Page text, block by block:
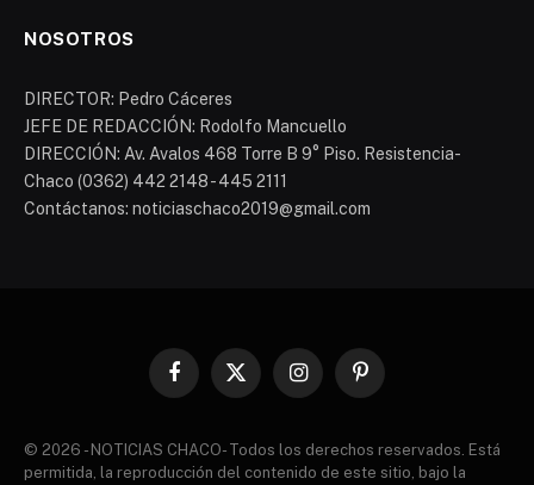
NOSOTROS
DIRECTOR: Pedro Cáceres
JEFE DE REDACCIÓN: Rodolfo Mancuello
DIRECCIÓN: Av. Avalos 468 Torre B 9° Piso. Resistencia-
Chaco (0362) 442 2148 - 445 2111
Contáctanos: noticiaschaco2019@gmail.com
Facebook
X
InstagramPinterest
© 2026 - NOTICIAS CHACO- Todos los derechos reservados. Está
permitida, la reproducción del contenido de este sitio, bajo la